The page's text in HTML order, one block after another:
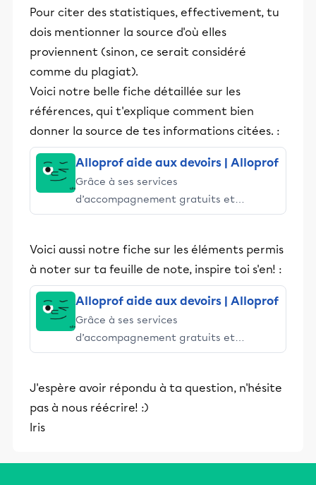
Pour citer des statistiques, effectivement, tu
dois mentionner la source d'où elles
proviennent (sinon, ce serait considéré
comme du plagiat).
Voici notre belle fiche détaillée sur les
références, qui t'explique comment bien
donner la source de tes informations citées. :
Alloprof aide aux devoirs | Alloprof
Grâce à ses services
d’accompagnement gratuits et
stimulants, Alloprof engage les élèves
éducative.
Voici aussi notre fiche sur les éléments permis
à noter sur ta feuille de note, inspire toi s'en! :
Alloprof aide aux devoirs | Alloprof
Grâce à ses services
d’accompagnement gratuits et
stimulants, Alloprof engage les élèves
éducative.
J'espère avoir répondu à ta question, n'hésite
pas à nous réécrire! :)
Iris